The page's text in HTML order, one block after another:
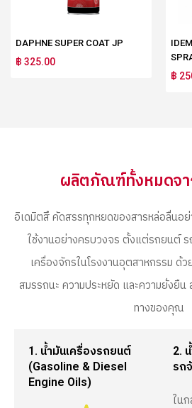
DAPHNE SUPER COAT JP
฿ 325.00
฿
ผลิตภัณฑ์ทั้งหมดจา
อิเดมิตสึ คัดสรรทุกหยดของสารหล่อลื่นอ
ใช้งานอย่างครบวงจร ตั้งแต่รถยนต์
เครื่องจักรในโรงงานอุตสาหกรรม ด้
สมรรถนะ ความประหยัด และความยั่งยืน
ทางของคุณ
1. น้ำมันเครื่องรถยนต์
(Gasoline & Diesel
Engine Oils)
2.
รถ
ใน